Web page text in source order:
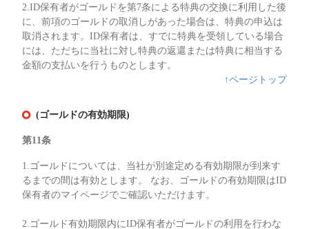
2.ID保有者がゴールドを第7条による特典の交換に利用した後
に、前項のゴールドの取消しがあった場合は、特典の申込は
取消されます。ID保有者は、すでに特典を受領している場合
には、ただちに当社に対し特典の返還または特典に相当する
金額の支払いを行うものとします。
↑ページトップ
(ゴールドの有効期限)
第11条
1.ゴールドについては、当社が別途定める有効期限が到来す
るまでの間は有効とします。 なお、ゴールドの有効期限はID
保有者のマイページでご確認いただけます。
2.ゴールド有効期限内にID保有者がゴールドの利用を行わな